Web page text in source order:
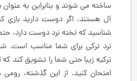
ساخته می شوند و بنابراین به عنوان
آل هستند. اگر دوست دارید بازی
شناسید که تخته نرد دوست دارد،
نرد ترکی برای شما مناسب است.
ترکیه زیبا حتی شما را تشویق کند که
امتحان کنید. از این گذشته،